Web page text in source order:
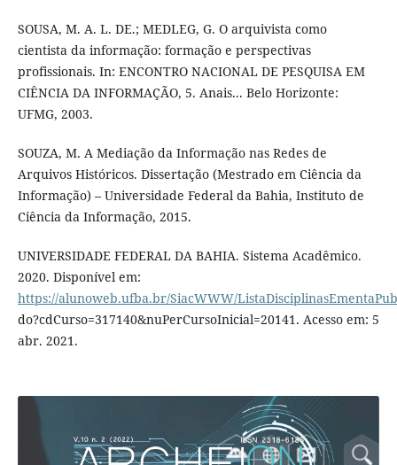
SOUSA, M. A. L. DE.; MEDLEG, G. O arquivista como
cientista da informação: formação e perspectivas
profissionais. In: ENCONTRO NACIONAL DE PESQUISA EM
CIÊNCIA DA INFORMAÇÃO, 5. Anais... Belo Horizonte:
UFMG, 2003.
SOUZA, M. A Mediação da Informação nas Redes de
Arquivos Históricos. Dissertação (Mestrado em Ciência da
Informação) – Universidade Federal da Bahia, Instituto de
Ciência da Informação, 2015.
UNIVERSIDADE FEDERAL DA BAHIA. Sistema Acadêmico.
2020. Disponível em:
https://alunoweb.ufba.br/SiacWWW/
do?cdCurso=317140&nuPerCursoInicial=20141. Acesso em: 5
abr. 2021.